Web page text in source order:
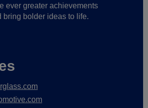
ever greater achievements
bring bolder ideas to life.